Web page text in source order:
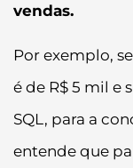
vendas.
Por exemplo,
é de R$ 5 mil e
SQL, para a
entende que